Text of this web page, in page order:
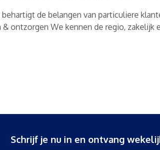
de belangen van particuliere
ontzorgen We kennen de regio, zakelijk
Schrijf je nu in en ontvang